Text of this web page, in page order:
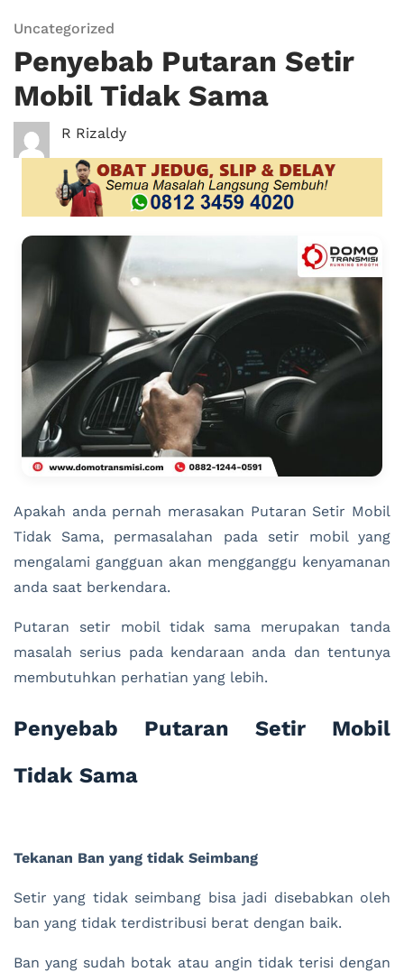
Uncategorized
Penyebab Putaran Setir
Mobil Tidak Sama
R Rizaldy
Apakah anda pernah merasakan Putaran Setir Mobil
Tidak Sama, permasalahan pada setir mobil yang
mengalami gangguan akan mengganggu kenyamanan
anda saat berkendara.
Putaran setir mobil tidak sama merupakan tanda
masalah serius pada kendaraan anda dan tentunya
membutuhkan perhatian yang lebih.
Penyebab Putaran Setir Mobil
Tidak Sama
Tekanan Ban yang tidak Seimbang
Setir yang tidak seimbang bisa jadi disebabkan oleh
ban yang tidak terdistribusi berat dengan baik.
Ban yang sudah botak atau angin tidak terisi dengan